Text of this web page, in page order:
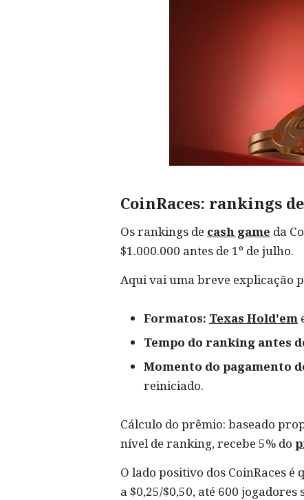
CoinRaces: rankings
Os rankings de cash game da
$1.000.000 antes de 1º de julho.
Aqui vai uma breve explicação
Formatos: Texas Hold'em
Tempo do ranking antes
Momento do pagamento
reiniciado.
Cálculo do prêmio: baseado
nível de ranking, recebe 5% do
O lado positivo dos CoinRaces
a $0,25/$0,50, até 600